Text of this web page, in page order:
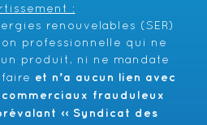
:
renouvelables (SER)
professionnelle qui ne
produit, ni ne mandate
et n’a aucun lien avec
commerciaux frauduleux
‹‹ Syndicat des